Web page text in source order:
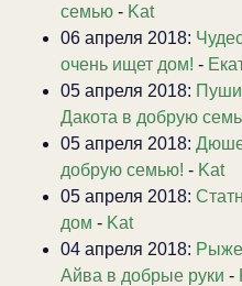
семью - Kat
06 апреля 2018:
очень ищет дом! -
05 апреля 2018:
Дакота в добрую
05 апреля 2018:
добрую семью! - Kat
05 апреля 2018:
дом - Kat
04 апреля 2018:
Айва в добрые руки -